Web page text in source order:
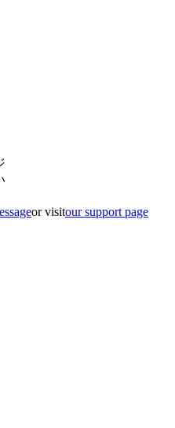
or visitour support page